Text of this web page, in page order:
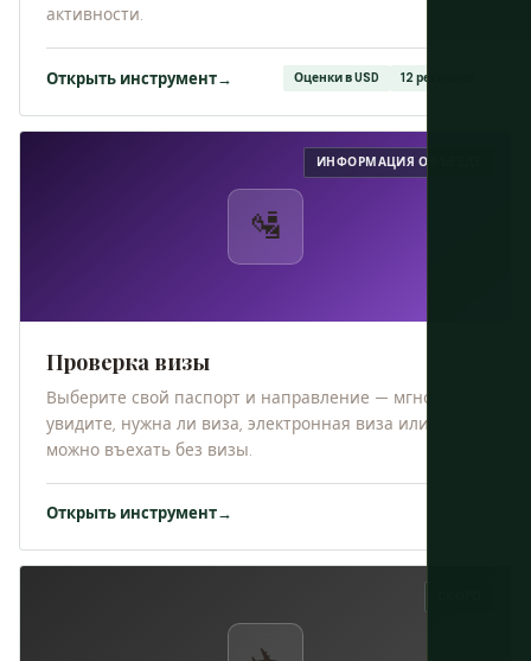
активности.
Открыть инструмент→ Оценки в USD 12 регионов
🛂
ИНФОРМАЦИЯ О ВЪЕЗДЕ
Проверка визы
Выберите свой паспорт и направление — мгновенно
увидите, нужна ли виза, электронная виза или
можно въехать без визы.
Открыть инструмент→